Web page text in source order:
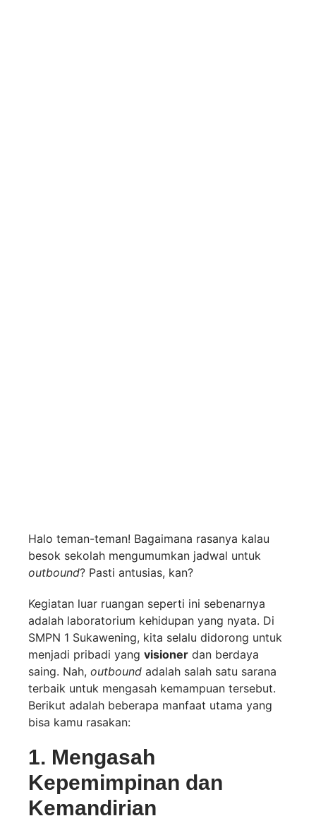
Halo teman-teman! Bagaimana rasanya kalau
besok sekolah mengumumkan jadwal untuk
outbound? Pasti antusias, kan?
Kegiatan luar ruangan seperti ini sebenarnya
adalah laboratorium kehidupan yang nyata. Di
SMPN 1 Sukawening, kita selalu didorong untuk
menjadi pribadi yang visioner dan berdaya
saing. Nah, outbound adalah salah satu sarana
terbaik untuk mengasah kemampuan tersebut.
Berikut adalah beberapa manfaat utama yang
bisa kamu rasakan:
1. Mengasah
Kepemimpinan dan
Kemandirian